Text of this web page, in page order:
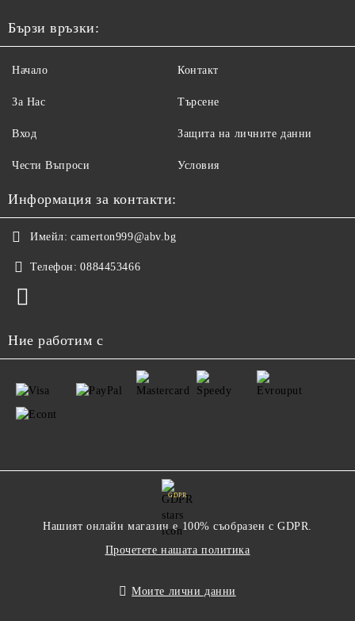
Бързи връзки:
Начало
За Нас
Вход
Чести Въпроси
Контакт
Търсене
Защита на личните данни
Условия
Информация за контакти:
Имейл: camerton999@abv.bg
Телефон: 0884453466
Ние работим с
GDPR
Нашият онлайн магазин е 100% съобразен с GDPR.
Прочетете нашата политика
Моите лични данни